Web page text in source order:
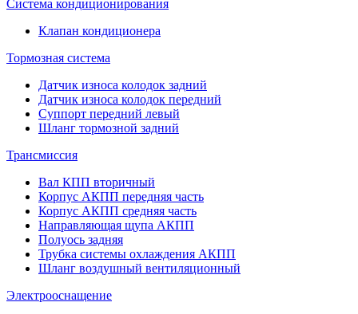
Система кондиционирования
Клапан кондиционера
Тормозная система
Датчик износа колодок задний
Датчик износа колодок передний
Суппорт передний левый
Шланг тормозной задний
Трансмиссия
Вал КПП вторичный
Корпус АКПП передняя часть
Корпус АКПП средняя часть
Направляющая щупа АКПП
Полуось задняя
Трубка системы охлаждения АКПП
Шланг воздушный вентиляционный
Электрооснащение